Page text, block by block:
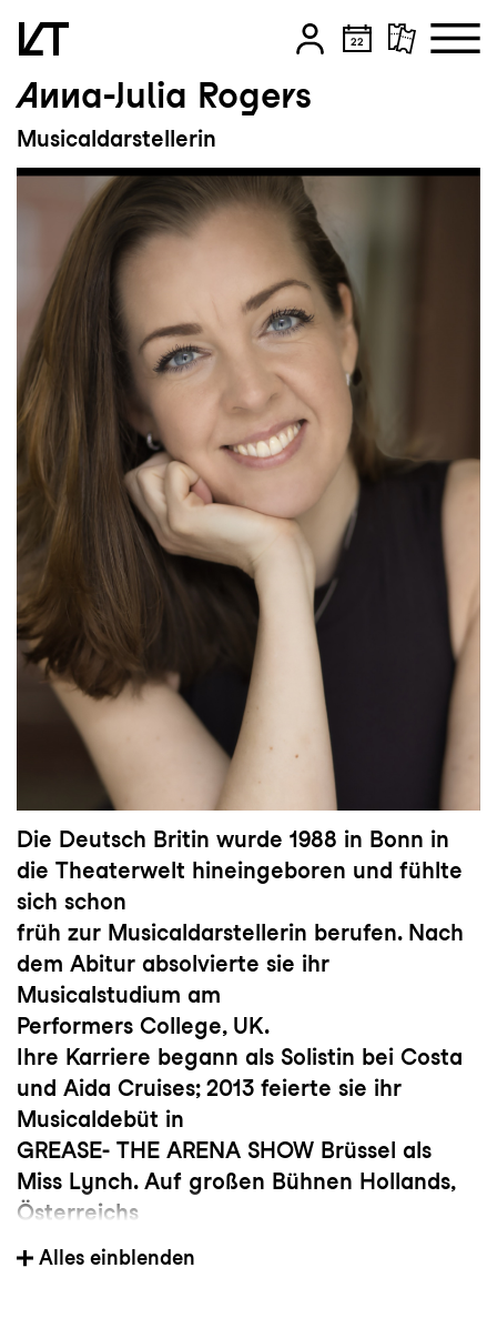
Zum Hauptinhalt springen
Zum Footer springen
Anna-Julia Rogers
Musicaldarstellerin
Die Deutsch Britin wurde 1988 in Bonn in
die Theaterwelt hineingeboren und fühlte
sich schon
früh zur Musicaldarstellerin berufen. Nach
dem Abitur absolvierte sie ihr
Musicalstudium am
Performers College, UK.
Ihre Karriere begann als Solistin bei Costa
und Aida Cruises; 2013 feierte sie ihr
Musicaldebüt in
GREASE- THE ARENA SHOW Brüssel als
Miss Lynch. Auf großen Bühnen Hollands,
Österreichs
und Deutschlands war sie zu sehen u.a. in
der 50 Jahre VBW Gala WE ARE MUSICAL,
Alles einblenden